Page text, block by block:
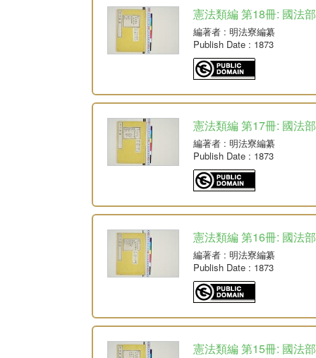
憲法類編 第18冊: 國法
編著者 : 明法寮編纂
Publish Date : 1873
憲法類編 第17冊: 國法
編著者 : 明法寮編纂
Publish Date : 1873
憲法類編 第16冊: 國法
編著者 : 明法寮編纂
Publish Date : 1873
憲法類編 第15冊: 國法